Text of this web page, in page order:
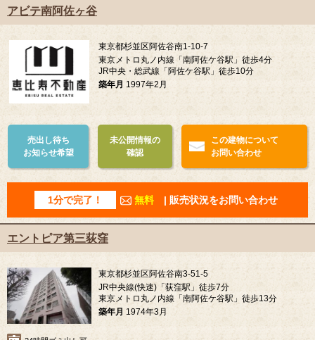
アビテ南阿佐ヶ谷
東京都杉並区阿佐谷南1-10-7
東京メトロ丸ノ内線「南阿佐ケ谷駅」徒歩4分
JR中央・総武線「阿佐ケ谷駅」徒歩10分
築年月 1997年2月
売出し待ち
お知らせ希望
未公開情報の
確認
この建物について
お問い合わせ
1分で完了！ 無料 | 販売状況をお問い合わせ
エントピア第三荻窪
東京都杉並区阿佐谷南3-51-5
JR中央線(快速)「荻窪駅」徒歩7分
東京メトロ丸ノ内線「南阿佐ケ谷駅」徒歩13分
築年月 1974年3月